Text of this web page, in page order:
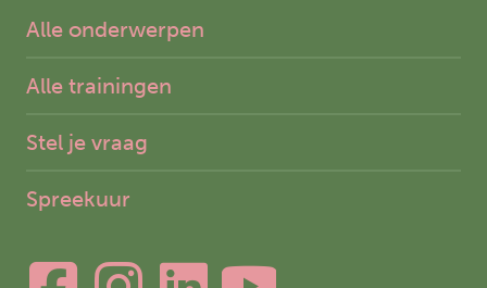
Alle onderwerpen
Alle trainingen
Stel je vraag
Spreekuur